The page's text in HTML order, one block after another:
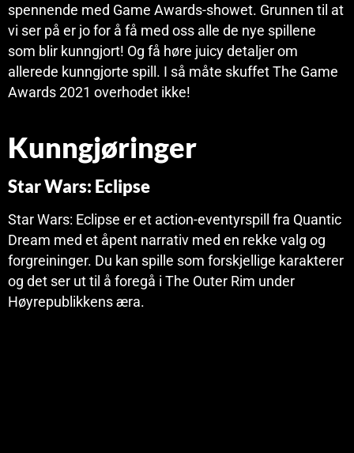
spennende med Game Awards-showet. Grunnen til at
vi ser på er jo for å få med oss alle de nye spillene
som blir kunngjort! Og få høre juicy detaljer om
allerede kunngjorte spill. I så måte skuffet The Game
Awards 2021 overhodet ikke!
Kunngjøringer
Star Wars: Eclipse
Star Wars: Eclipse er et action-eventyrspill fra Quantic
Dream med et åpent narrativ med en rekke valg og
forgreininger. Du kan spille som forskjellige karakterer
og det ser ut til å foregå i The Outer Rim under
Høyrepublikkens æra.